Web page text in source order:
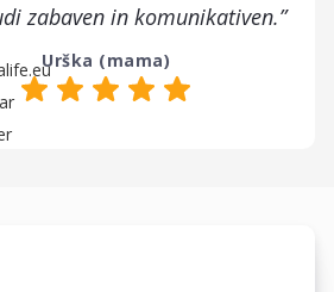
zabaven in komunikativen.”
Urška (mama)